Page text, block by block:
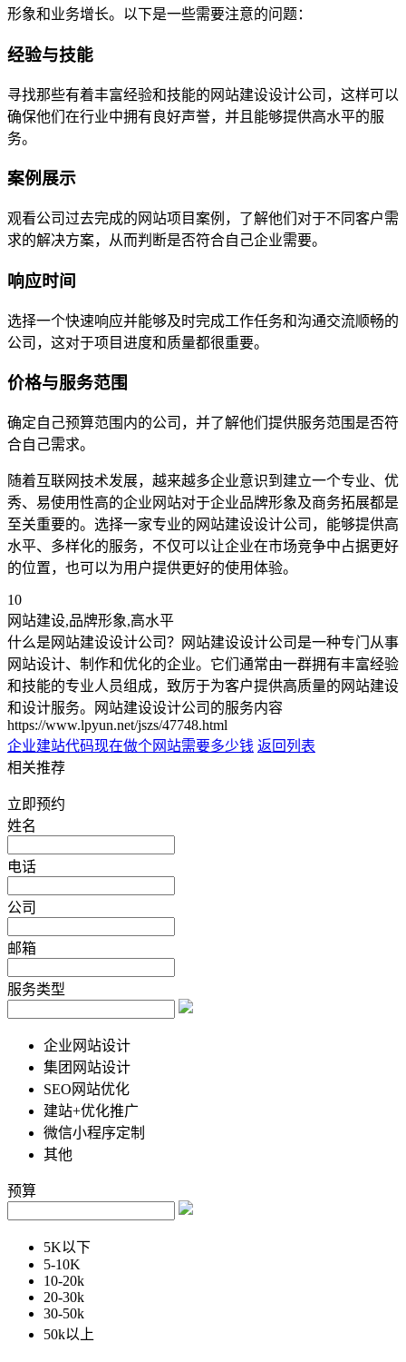
形象和业务增长。以下是一些需要注意的问题：
经验与技能
寻找那些有着丰富经验和技能的网站建设设计公司，这样可以
确保他们在行业中拥有良好声誉，并且能够提供高水平的服
务。
案例展示
观看公司过去完成的网站项目案例，了解他们对于不同客户需
求的解决方案，从而判断是否符合自己企业需要。
响应时间
选择一个快速响应并能够及时完成工作任务和沟通交流顺畅的
公司，这对于项目进度和质量都很重要。
价格与服务范围
确定自己预算范围内的公司，并了解他们提供服务范围是否符
合自己需求。
随着互联网技术发展，越来越多企业意识到建立一个专业、优
秀、易使用性高的企业网站对于企业品牌形象及商务拓展都是
至关重要的。选择一家专业的网站建设设计公司，能够提供高
水平、多样化的服务，不仅可以让企业在市场竞争中占据更好
的位置，也可以为用户提供更好的使用体验。
10
网站建设,品牌形象,高水平
什么是网站建设设计公司？网站建设设计公司是一种专门从事
网站设计、制作和优化的企业。它们通常由一群拥有丰富经验
和技能的专业人员组成，致厉于为客户提供高质量的网站建设
和设计服务。网站建设设计公司的服务内容
https://www.lpyun.net/jszs/47748.html
企业建站代码现在做个网站需要多少钱 返回列表
相关推荐
立即预约
姓名
电话
公司
邮箱
服务类型
企业网站设计
集团网站设计
SEO网站优化
建站+优化推广
微信小程序定制
其他
预算
5K以下
5-10K
10-20k
20-30k
30-50k
50k以上